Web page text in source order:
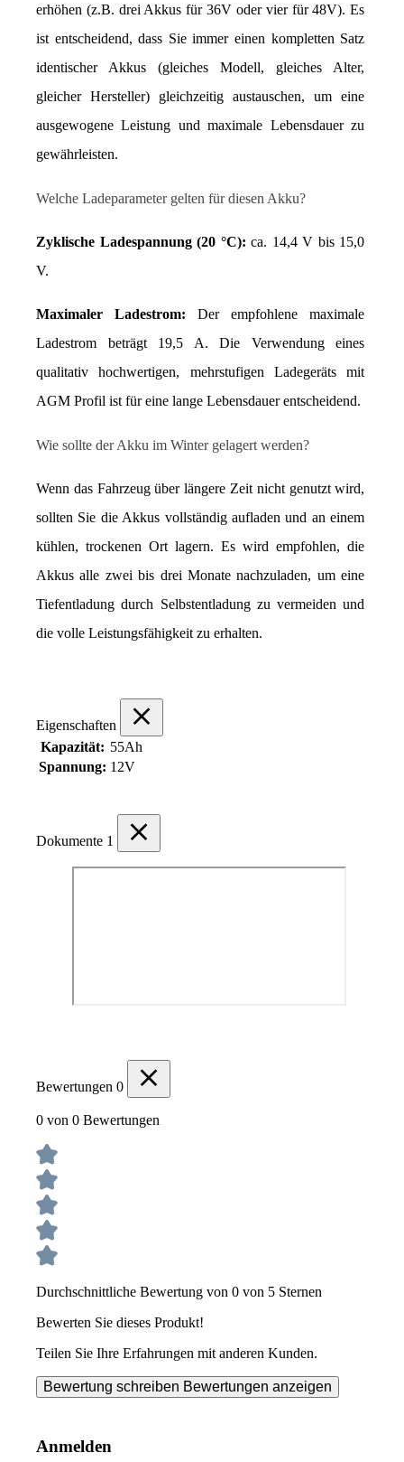
erhöhen (z.B. drei Akkus für 36V oder vier für 48V). Es
ist entscheidend, dass Sie immer einen kompletten Satz
identischer Akkus (gleiches Modell, gleiches Alter,
gleicher Hersteller) gleichzeitig austauschen, um eine
ausgewogene Leistung und maximale Lebensdauer zu
gewährleisten.
Welche Ladeparameter gelten für diesen Akku?
Zyklische Ladespannung (20 °C): ca. 14,4 V bis 15,0
V.
Maximaler Ladestrom: Der empfohlene maximale
Ladestrom beträgt 19,5 A. Die Verwendung eines
qualitativ hochwertigen, mehrstufigen Ladegeräts mit
AGM Profil ist für eine lange Lebensdauer entscheidend.
Wie sollte der Akku im Winter gelagert werden?
Wenn das Fahrzeug über längere Zeit nicht genutzt wird,
sollten Sie die Akkus vollständig aufladen und an einem
kühlen, trockenen Ort lagern. Es wird empfohlen, die
Akkus alle zwei bis drei Monate nachzuladen, um eine
Tiefentladung durch Selbstentladung zu vermeiden und
die volle Leistungsfähigkeit zu erhalten.
Eigenschaften
Kapazität: 55Ah
Spannung: 12V
Dokumente 1
Bewertungen 0
0 von 0 Bewertungen
Durchschnittliche Bewertung von 0 von 5 Sternen
Bewerten Sie dieses Produkt!
Teilen Sie Ihre Erfahrungen mit anderen Kunden.
Bewertung schreiben Bewertungen anzeigen
Anmelden